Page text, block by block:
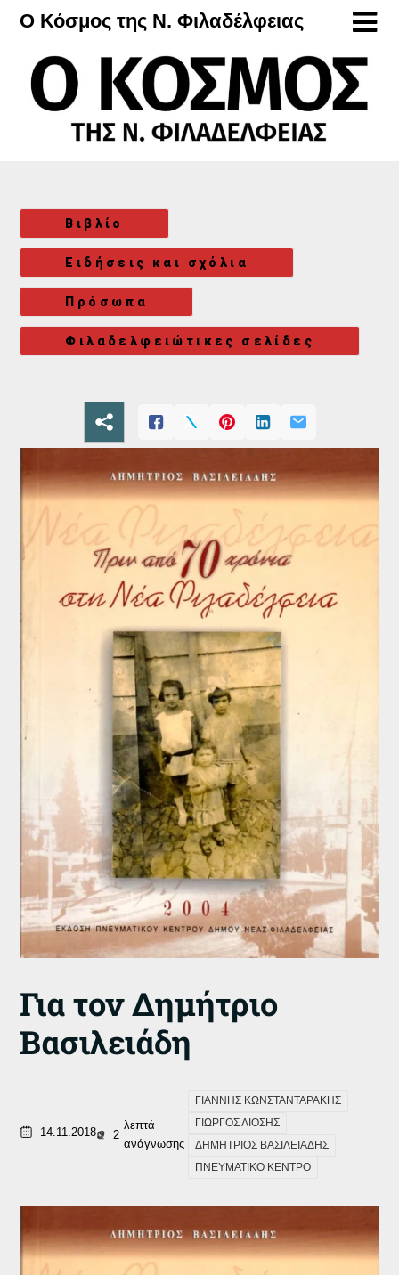
Μετάβαση
περιεχόμενο
Ο Κόσμος της Ν. Φιλαδέλφειας
Βιβλίο
Ειδήσεις και σχόλια
Πρόσωπα
Φιλαδελφειώτικες σελίδες
Για τον Δημήτριο
Βασιλειάδη
14.11.2018 2
λεπτά
ανάγνωσης
ΓΙΑΝΝΗΣ ΚΩΝΣΤΑΝΤΑΡΑΚΗΣ
ΓΙΩΡΓΟΣ ΛΙΟΣΗΣ
ΔΗΜΗΤΡΙΟΣ ΒΑΣΙΛΕΙΑΔΗΣ
ΠΝΕΥΜΑΤΙΚΟ ΚΕΝΤΡΟ